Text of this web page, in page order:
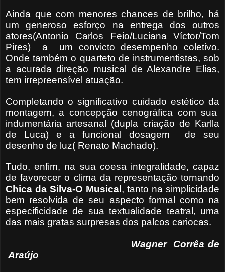
Ainda que com menores chances de brilho, há
um generoso esforço na entrega dos outros
atores(Antonio Carlos Feio/Luciana Víctor/Tom
Pires) a um convicto desempenho coletivo.
Onde também o quarteto de instrumentistas, sob
a acurada direção musical de Alexandre Elias,
tem irrepreensível atuação.
Completando o significativo cuidado estético da
montagem, a concepção cenográfica com sua
indumentária artesanal (dupla criação de Karlla
de Luca) e a funcional dosagem de seu
desenho de luz( Renato Machado).
Tudo, enfim, na sua coesa integralidade, capaz
de favorecer o clima da representação tornando
Chica da Silva-O Musical , tanto na simplicidade
bem resolvida de seu aspecto formal como na
especificidade de sua textualidade teatral, uma
das mais gratas surpresas dos palcos cariocas.
Wagner Corrêa de
Araújo